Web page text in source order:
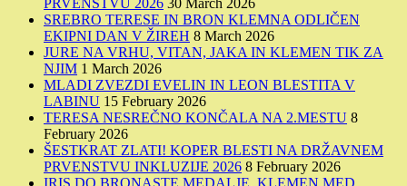
SREBRO TERESE IN BRON KLEMNA ODLIČEN
EKIPNI DAN V ŽIREH 8 March 2026
JURE NA VRHU, VITAN, JAKA IN KLEMEN TIK ZA
NJIM 1 March 2026
MLADI ZVEZDI EVELIN IN LEON BLESTITA V
LABINU 15 February 2026
TERESA NESREČNO KONČALA NA 2.MESTU 8
February 2026
ŠESTKRAT ZLATI! KOPER BLESTI NA DRŽAVNEM
PRVENSTVU INKLUZIJE 2026 8 February 2026
IRIS DO BRONASTE MEDALJE, KLEMEN MED